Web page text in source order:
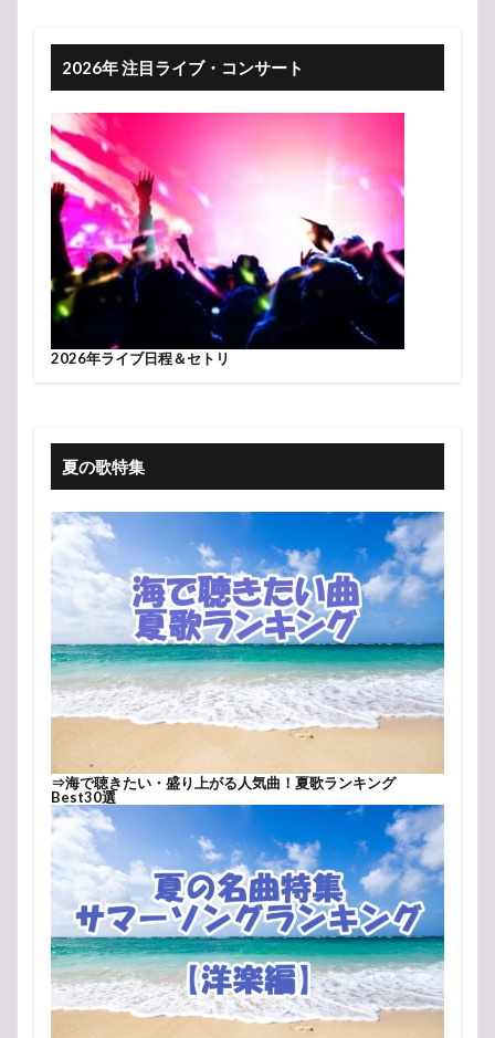
2026年 注目ライブ・コンサート
2026年ライブ日程＆セトリ
夏の歌特集
⇒海で聴きたい・盛り上がる人気曲！夏歌ランキング
Best30選